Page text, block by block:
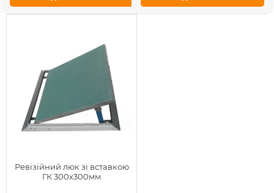
Ревізійний люк зі вставкою
ГК 300х300мм